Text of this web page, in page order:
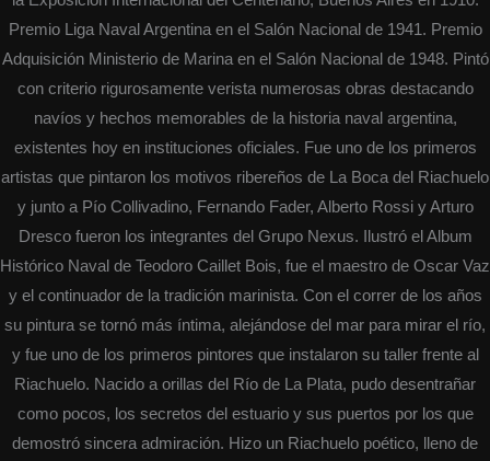
Premio Liga Naval Argentina en el Salón Nacional de 1941. Premio
Adquisición Ministerio de Marina en el Salón Nacional de 1948. Pintó
con criterio rigurosamente verista numerosas obras destacando
navíos y hechos memorables de la historia naval argentina,
existentes hoy en instituciones oficiales. Fue uno de los primeros
artistas que pintaron los motivos ribereños de La Boca del Riachuelo
y junto a Pío Collivadino, Fernando Fader, Alberto Rossi y Arturo
Dresco fueron los integrantes del Grupo Nexus. Ilustró el Album
Histórico Naval de Teodoro Caillet Bois, fue el maestro de Oscar Vaz
y el continuador de la tradición marinista. Con el correr de los años
su pintura se tornó más íntima, alejándose del mar para mirar el río,
y fue uno de los primeros pintores que instalaron su taller frente al
Riachuelo. Nacido a orillas del Río de La Plata, pudo desentrañar
como pocos, los secretos del estuario y sus puertos por los que
demostró sincera admiración. Hizo un Riachuelo poético, lleno de